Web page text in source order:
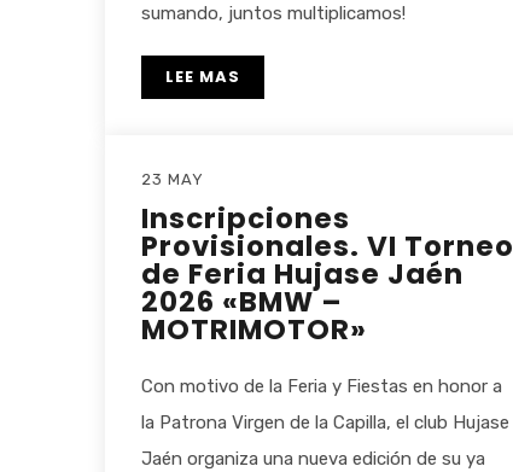
sumando, juntos multiplicamos!
LEE MAS
23 MAY
Inscripciones
Provisionales. VI Torneo
de Feria Hujase Jaén
2026 «BMW –
MOTRIMOTOR»
Con motivo de la Feria y Fiestas en honor a
la Patrona Virgen de la Capilla, el club Hujase
Jaén organiza una nueva edición de su ya